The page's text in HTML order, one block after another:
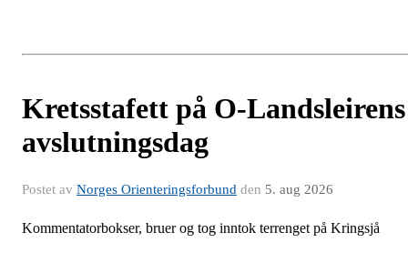
Kretsstafett på O-Landsleirens
avslutningsdag
Postet av Norges Orienteringsforbund den 5. aug 2026
Kommentatorbokser, bruer og tog inntok terrenget på Kringsjå